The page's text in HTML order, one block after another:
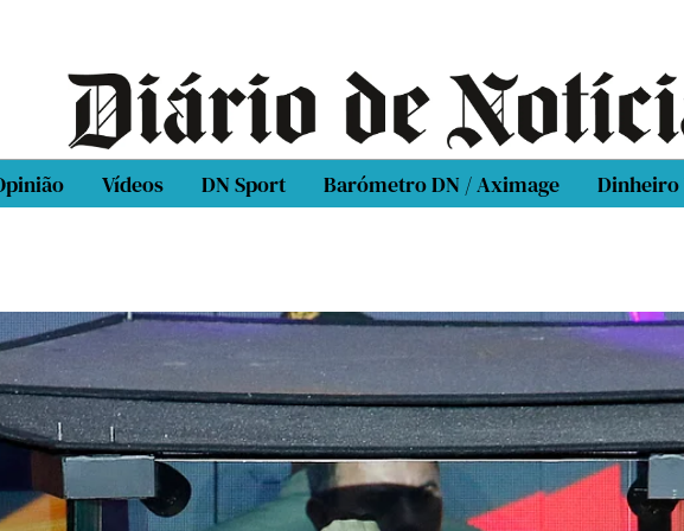
Vídeos DN Sport Barómetro DN / Aximage Dinheiro